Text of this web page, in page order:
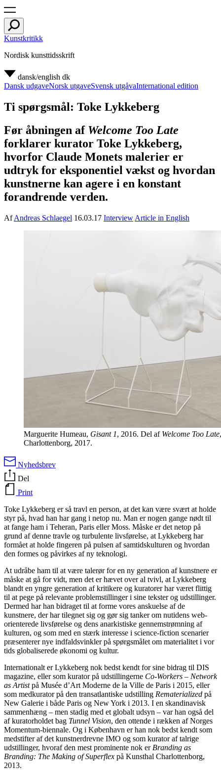
Kunstkritikk
Nordisk kunsttidsskrift
dansk/english dk
Dansk udgaveNorsk utgaveSvensk utgåvaInternational edition
Ti spørgsmål: Toke Lykkeberg
Før åbningen af Welcome Too Late
forklarer kurator Toke Lykkeberg,
hvorfor Claude Monets malerier er
udtryk for eksponentiel vækst og hvordan
kunstnerne kan agere i en konstant
forandrende verden.
AfAndreas Schlaegel 16.03.17 Interview Article in English
Marguerite Humeau, Gisant 1, 2016. Del af Welcome Too Late
Charlottenborg, 2017.
Nyhedsbrev
Del
Print
Toke Lykkeberg er så travl en person, at det kan være svært at holde
styr på, hvad han har gang i netop nu. Man er nogen gange nødt til
at fange ham i Teheran, Paris eller Moss. Måske er det netop på
grund af denne travle og turbulente livsførelse, at Lykkeberg har
formået at holde fingeren på pulsen af samtidskulturen og hvordan
den formes og påvirkes af ny teknologi.
At udråbe ham til at være talerør for en ny generation af kunstnere er
måske at gå for vidt, men det er hævet over al tvivl, at Lykkeberg
blandt en yngre generation af kritikere og kuratorer har været flittig
til at pege på relevante problemstillinger i sine tekster og udstillinger.
Dermed har han bidraget til at forme vores anskuelse af de
kunstnere, der har tilegnet sig og gør sig tanker om nutidens web-
orienterede livsførelse og dens anarkistiske gennemstrømning af
kulturen, og som med en stærk interesse i science-fiction scenarier
præsenterer nye indfaldsvinkler på spørgsmålet om materialitet i vor
tids globaliserede økonomi og kultur.
Internationalt er Lykkeberg nok bedst kendt for sine bidrag til DIS
magazine, eller som kurator på udstillingerne Co-Workers – Network
as Artistpå Musée d’Art Moderne de la Ville de Paris i 2015, eller
som medkurator på den transatlantiske udstilling Rematerialized på
New Galerie i både Paris og New York i 2013. I en skandinavisk
sammenhæng – men stadig med et globalt udsyn – var han også del
af kuratorholdet bag Tunnel Vision, den ottende i rækken af Norges
Momentum-biennale. Og i København er han nok bedst kendt som
medstifter af det kunstnerdrevne IMO og som kurator af talrige
udstillinger, hvoraf den mest prominente nok er Branding as
Branding: The Making of Superflex på Kunsthal Charlottenborg,
2013.